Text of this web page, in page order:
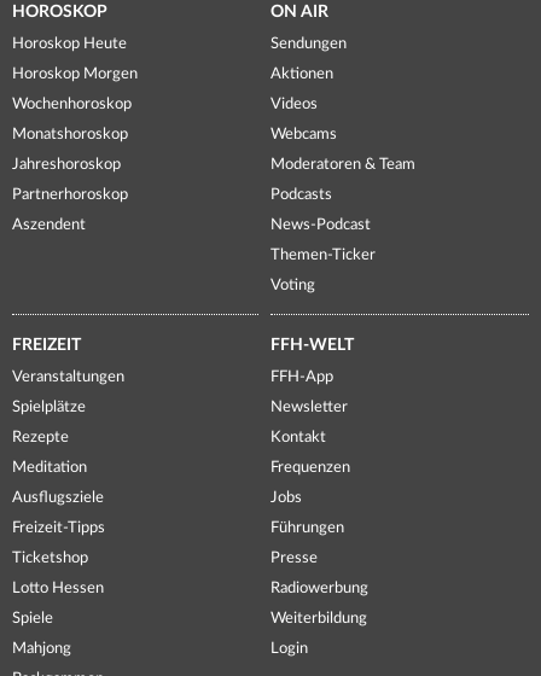
HOROSKOP
Horoskop Heute
Horoskop Morgen
Wochenhoroskop
Monatshoroskop
Jahreshoroskop
Partnerhoroskop
Aszendent
ON AIR
Sendungen
Aktionen
Videos
Webcams
Moderatoren & Team
Podcasts
News-Podcast
Themen-Ticker
Voting
FREIZEIT
Veranstaltungen
Spielplätze
Rezepte
Meditation
Ausflugsziele
Freizeit-Tipps
Ticketshop
Lotto Hessen
Spiele
Mahjong
FFH-WELT
FFH-App
Newsletter
Kontakt
Frequenzen
Jobs
Führungen
Presse
Radiowerbung
Weiterbildung
Login